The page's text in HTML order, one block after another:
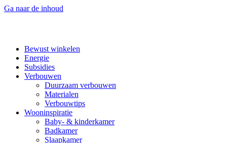
Ga naar de inhoud
Bewust winkelen
Energie
Subsidies
Verbouwen
Duurzaam verbouwen
Materialen
Verbouwtips
Wooninspiratie
Baby- & kinderkamer
Badkamer
Slaapkamer